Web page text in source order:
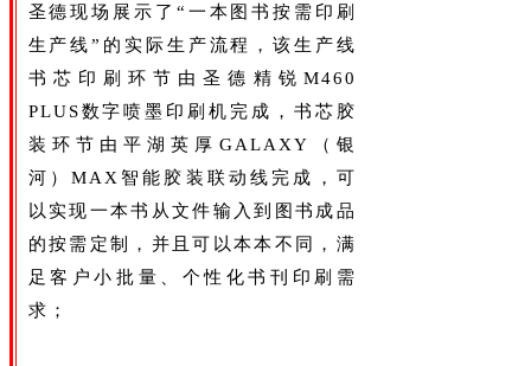
圣德现场展示了“一本图书按需印刷
生产线”的实际生产流程，该生产线
书芯印刷环节由圣德精锐M460
PLUS数字喷墨印刷机完成，书芯胶
装环节由平湖英厚GALAXY（银
河）MAX智能胶装联动线完成，可
以实现一本书从文件输入到图书成品
的按需定制，并且可以本本不同，满
足客户小批量、个性化书刊印刷需
求；